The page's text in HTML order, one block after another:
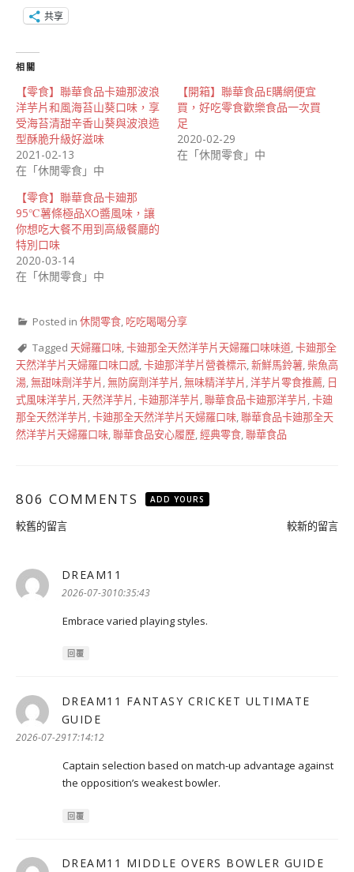
共享
相關
【零食】聯華食品卡廸那波浪
洋芋片和風海苔山葵口味，享
受海苔清甜辛香山葵與波浪造
型酥脆升級好滋味
2021-02-13
在「休閒零食」中
【開箱】聯華食品E購網便宜
買，好吃零食歡樂食品一次買
足
2020-02-29
在「休閒零食」中
【零食】聯華食品卡廸那
95℃薯條極品XO醬風味，讓
你想吃大餐不用到高級餐廳的
特別口味
2020-03-14
在「休閒零食」中
Posted in 休閒零食 吃吃喝喝分享
Tagged 天婦羅口味 卡廸那全天然洋芋片天婦羅口味味道 卡廸那全
天然洋芋片天婦羅口味口感 卡廸那洋芋片營養標示 新鮮馬鈴薯 柴魚高
湯 無甜味劑洋芋片 無防腐劑洋芋片 無味精洋芋片 洋芋片零食推薦 日
式風味洋芋片 天然洋芋片 卡廸那洋芋片 聯華食品卡廸那洋芋片 卡廸
那全天然洋芋片 卡廸那全天然洋芋片天婦羅口味 聯華食品卡廸那全天
然洋芋片天婦羅口味 聯華食品安心履歷 經典零食 聯華食品
806 COMMENTS ADD YOURS
留
導
覽
較舊的留言 較新的留言
DREAM11
示:
2026-07-3010:35:43
Embrace varied playing styles.
回覆
DREAM11 FANTASY CRICKET ULTIMATE
GUIDE
示:
2026-07-2917:14:12
Captain selection based on match-up advantage against
the opposition’s weakest bowler.
回覆
DREAM11 MIDDLE OVERS BOWLER GUIDE